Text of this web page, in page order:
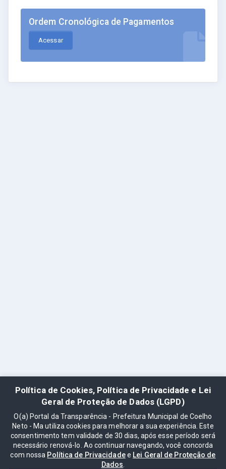
Ordem Cronológica de Pagamentos
Acessar
Política de Cookies, Política de Privacidade e Lei
Geral de Proteção de Dados (LGPD)
O(a) Portal da Transparência - Prefeitura Municipal de Coelho
Neto - Ma utiliza cookies para melhorar a sua experiência. Este
consentimento tem validade de 30 dias, após esse período será
necessário renová-lo. Ao continuar navegando, você concorda
com nossa Política de Privacidadee Lei Geral de Proteção de
Dados